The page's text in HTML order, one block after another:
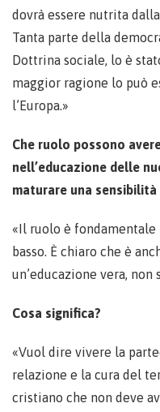
dovrà essere nutrita
Tanta parte della
Dottrina sociale, lo è
maggior ragione lo può
l’Europa.»
Che ruolo possono
nell’educazione delle
maturare una
«Il ruolo è fondamentale
basso. È chiaro che è
un’educazione vera, non
Cosa significa?
«Vuol dire vivere la
relazione e la cura del
cristiano che non deve